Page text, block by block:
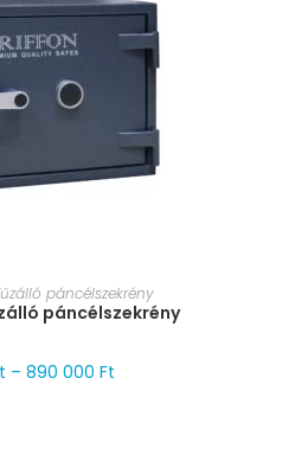
páncélszekrény
páncélszekrény
– 890 000 Ft